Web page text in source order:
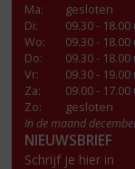
Ma:
gesloten
Di:
09.30 -
Wo:
09.30 -
Do:
09.30 -
Vr:
09.30 -
Za:
09.00 -
Zo:
gesloten
In de maand
NIEUWSBRIEF
Schrijf je hier in